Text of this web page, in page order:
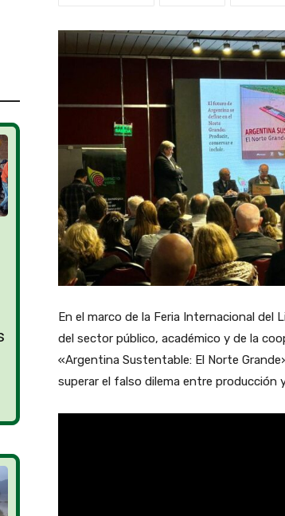
En el marco de la Feria Internacional del
del sector público, académico y de la
«Argentina Sustentable: El Norte
superar el falso dilema entre producción